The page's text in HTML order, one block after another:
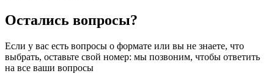
Остались вопросы?
Если у вас есть вопросы о формате или вы не знаете, что
выбрать, оставьте свой номер: мы позвоним, чтобы ответить
на все ваши вопросы